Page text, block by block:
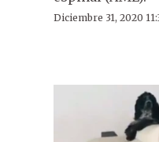
Diciembre 31, 2020